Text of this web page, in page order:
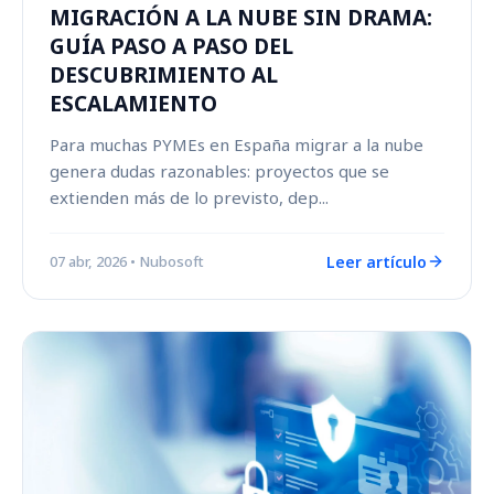
MIGRACIÓN A LA NUBE SIN DRAMA:
GUÍA PASO A PASO DEL
DESCUBRIMIENTO AL
ESCALAMIENTO
Para muchas PYMEs en España migrar a la nube
genera dudas razonables: proyectos que se
extienden más de lo previsto, dep...
07 abr, 2026 • Nubosoft Leer artículo